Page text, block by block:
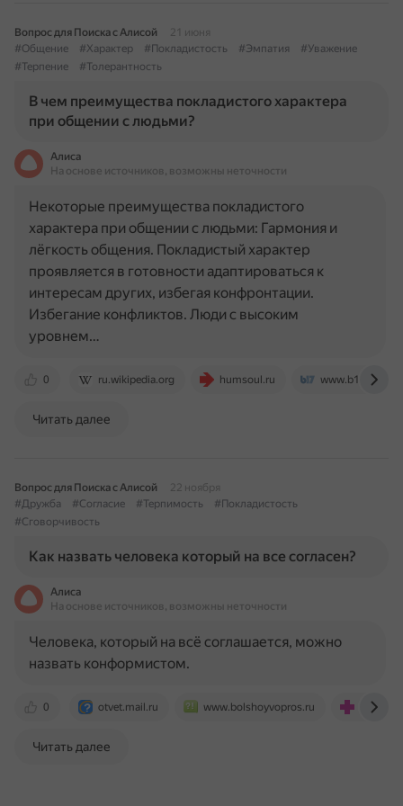
Вопрос для Поиска с Алисой
21 июня
#Общение
#Характер #Покладистость #Эмпатия
#Уважение
#Терпение
#Толерантность
В чем преимущества покладистого характера
при общении с людьми?
Алиса
На основе источников, возможны неточности
0 ru.wikipedia.org humsoul.ru www.b17.ru
Некоторые преимущества покладистого
характера при общении с людьми: Гармония и
лёгкость общения. Покладистый характер
проявляется в готовности адаптироваться к
интересам других, избегая конфронтации.
Избегание конфликтов. Люди с высоким
уровнем…
Читать далее
Вопрос для Поиска с Алисой
22 ноября
#Дружба
#Согласие #Терпимость
#Покладистость
#Сговорчивость
Как назвать человека который на все согласен?
Алиса
На основе источников, возможны неточности
0 otvet.mail.ru www.bolshoyvopros.ru
Человека, который на всё соглашается, можно
назвать конформистом.
Читать далее